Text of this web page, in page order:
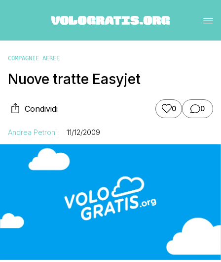
COMPAGNIE AEREE
Nuove tratte Easyjet
Condividi 0 0
Andrea Petroni 11/12/2009